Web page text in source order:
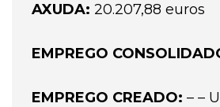
AXUDA: 20.207,88 euros
EMPREGO
EMPREGO CREADO: – –